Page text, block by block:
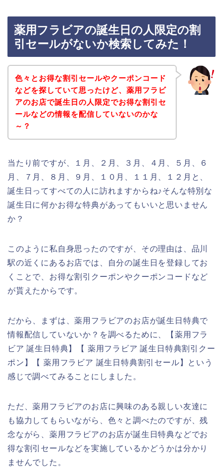
薬用フラビアの誕生日の人限定の割
引セールがないか検索してみた！
色々とお得な割引セールやクーポンコード
などを探していて思ったけど、薬用フラビ
アのお店で誕生日の人限定でお得な割引セ
ールなどの情報を配信していないのかな
～？
当たり前ですが、１月、２月、３月、４月、５月、６
月、７月、８月、９月、１０月、１１月、１２月と、
誕生日ってすべての人に訪れますからね♪そんな特別な
誕生日に何かお得な特典があってもいいと思いません
か？
このように私自身思ったのですが、その理由は、品川
駅の近くにあるお店では、自分の誕生日を登録してお
くことで、お得な割引クーポンやクーポンコードなど
が貰えたからです。
だから、まずは、薬用フラビアのお店が誕生日特典で
情報配信していないか？を調べるために、【薬用フラ
ビア 誕生日特典】【 薬用フラビア 誕生日特典割引クー
ポン】【 薬用フラビア 誕生日特典割引セール】という
感じで調べてみることにしました。
ただ、薬用フラビアのお店に興味のある親しい友達に
も協力してもらいながら、色々と調べたのですが、残
念ながら、薬用フラビアのお店が誕生日特典などでお
得な割引セールなどを実施しているかどうかは分かり
ませんでした。